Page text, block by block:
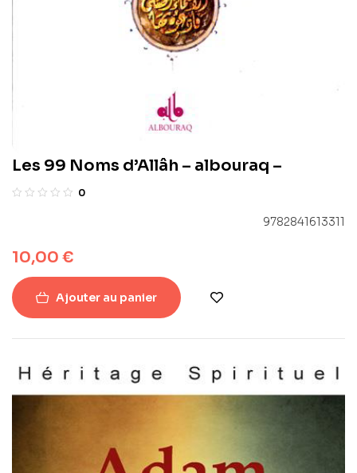
Les 99 Noms d’Allâh – albouraq –
0
9782841613311
10,00 €
Ajouter au panier